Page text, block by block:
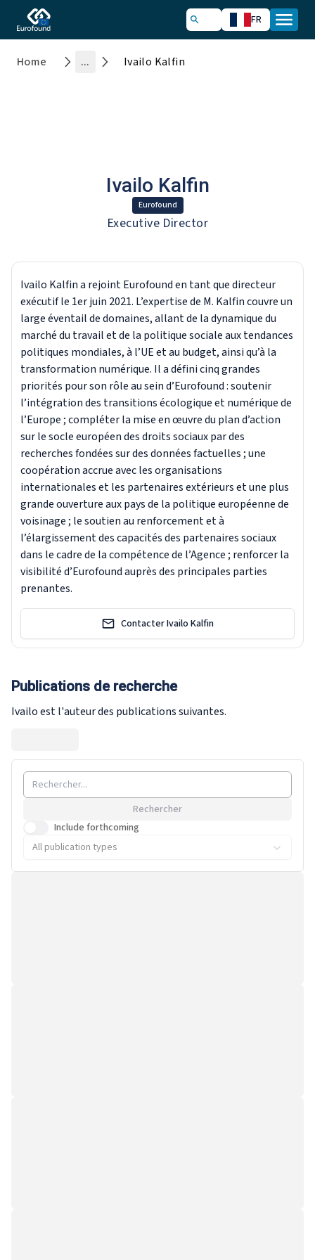
FR
Home ... Ivailo Kalfin
Eurofound
Ivailo Kalfin
Executive Director
Ivailo Kalfin a rejoint Eurofound en tant que directeur
exécutif le 1er juin 2021. L’expertise de M. Kalfin couvre un
large éventail de domaines, allant de la dynamique du
marché du travail et de la politique sociale aux tendances
politiques mondiales, à l’UE et au budget, ainsi qu’à la
transformation numérique. Il a défini cinq grandes
priorités pour son rôle au sein d’Eurofound : soutenir
l’intégration des transitions écologique et numérique de
l’Europe ; compléter la mise en œuvre du plan d’action
sur le socle européen des droits sociaux par des
recherches fondées sur des données factuelles ; une
coopération accrue avec les organisations
internationales et les partenaires extérieurs et une plus
grande ouverture aux pays de la politique européenne de
voisinage ; le soutien au renforcement et à
l’élargissement des capacités des partenaires sociaux
dans le cadre de la compétence de l’Agence ; renforcer la
visibilité d’Eurofound auprès des principales parties
prenantes.
Contacter Ivailo Kalfin
Publications de recherche
Ivailo est l'auteur des publications suivantes.
Rechercher
Include forthcoming
All publication types